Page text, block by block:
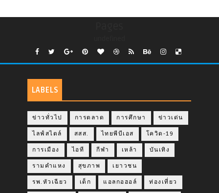
LABELS
ข่าวทั่วไป การตลาด การศึกษา ข่าวเด่น
ไลฟ์สไตล์ สสส. ไทยพีบีเอส โควิด-19
การเมือง ไอที กีฬา เหล้า บันเทิง
รามคำแหง สุขภาพ เยาวชน
รพ.หัวเฉียว เด็ก แอลกอฮอล์ ท่องเที่ยว